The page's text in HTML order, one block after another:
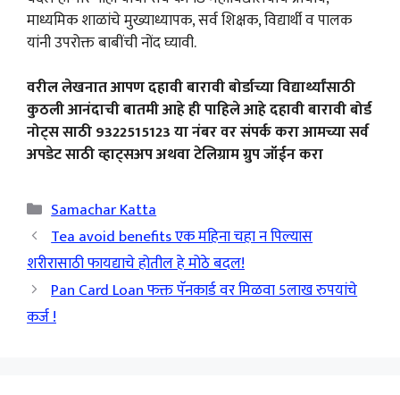
माध्यमिक शाळांचे मुख्याध्यापक, सर्व शिक्षक, विद्यार्थी व पालक
यांनी उपरोक्त बाबींची नोंद घ्यावी.
वरील लेखनात आपण दहावी बारावी बोर्डाच्या विद्यार्थ्यांसाठी
कुठली आनंदाची बातमी आहे ही पाहिले आहे दहावी बारावी बोर्ड
नोट्स साठी 9322515123 या नंबर वर संपर्क करा आमच्या सर्व
अपडेट साठी व्हाट्सअप अथवा टेलिग्राम ग्रुप जॉईन करा
Categories
Samachar Katta
Tea avoid benefits एक महिना चहा न पिल्यास
शरीरासाठी फायद्याचे होतील हे मोठे बदल!
Pan Card Loan फक्त पॅनकार्ड वर मिळवा 5लाख रुपयांचे
कर्ज !